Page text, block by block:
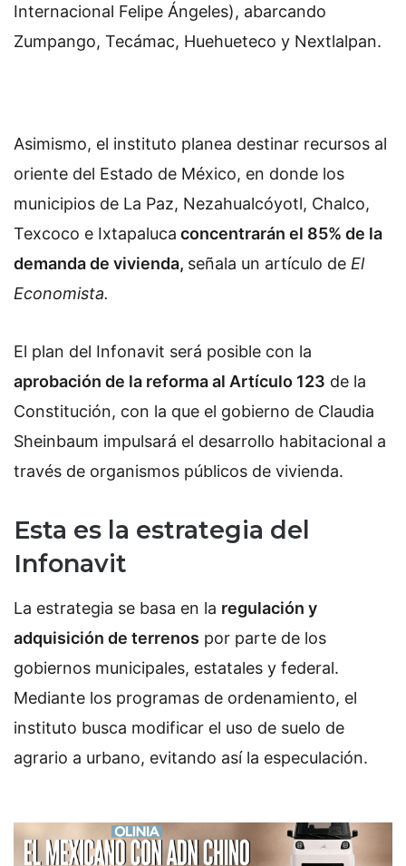
Internacional Felipe Ángeles), abarcando
Zumpango, Tecámac, Huehueteco y Nextlalpan.
Asimismo, el instituto planea destinar recursos al
oriente del Estado de México, en donde los
municipios de La Paz, Nezahualcóyotl, Chalco,
Texcoco e Ixtapaluca concentrarán el 85% de la
demanda de vivienda, señala un artículo de El
Economista.
El plan del Infonavit será posible con la
aprobación de la reforma al Artículo 123 de la
Constitución, con la que el gobierno de Claudia
Sheinbaum impulsará el desarrollo habitacional a
través de organismos públicos de vivienda.
Esta es la estrategia del
Infonavit
La estrategia se basa en la regulación y
adquisición de terrenos por parte de los
gobiernos municipales, estatales y federal.
Mediante los programas de ordenamiento, el
instituto busca modificar el uso de suelo de
agrario a urbano, evitando así la especulación.